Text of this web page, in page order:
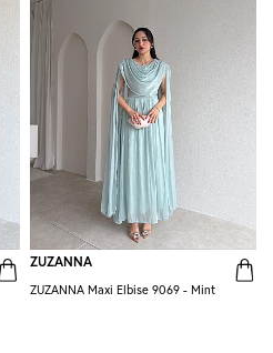
ZUZANNA
ZUZANNA Maxi Elbise 9069 - Mint